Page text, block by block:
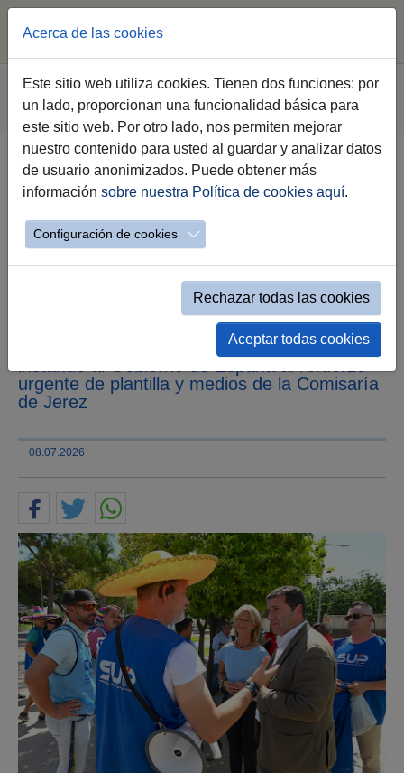
Saltar al contenido principal
Estás aquí:
Jerez.es Webs Municipales
Sala de Prensa
Nota de Prensa
El Gobierno de Jerez apoya la
demanda de más medios para la
Oficina de Denuncias y Atención
La alcaldesa ha remitido hasta 18 cartas al
ministro del Interior, Grande-Marlaska,
instando al Gobierno de España al refuerzo
urgente de plantilla y medios de la Comisaría
de Jerez
08.07.2026
Acerca de las cookies
Este sitio web utiliza cookies. Tienen dos funciones: por
un lado, proporcionan una funcionalidad básica para
este sitio web. Por otro lado, nos permiten mejorar
nuestro contenido para usted al guardar y analizar datos
de usuario anonimizados. Puede obtener más
información sobre nuestra Política de cookies aquí.
Configuración de cookies
Rechazar todas las cookies
Aceptar todas cookies